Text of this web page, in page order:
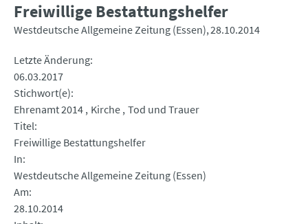
Freiwillige Bestattungshelfer
Westdeutsche Allgemeine Zeitung (Essen) 28.10.2014
Letzte Änderung
06.03.2017
Stichwort(e)
Ehrenamt 2014 Kirche Tod und Trauer
Titel
Freiwillige Bestattungshelfer
In
Westdeutsche Allgemeine Zeitung (Essen)
Am
28.10.2014